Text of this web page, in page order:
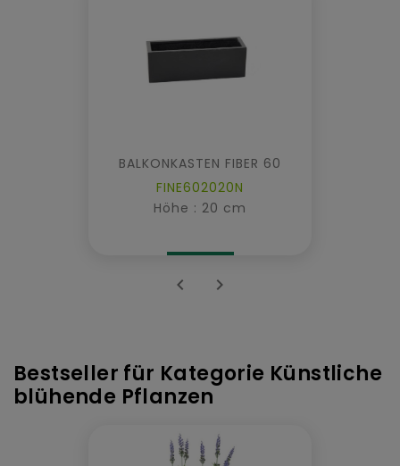
BALKONKASTEN FIBER 60
FINE602020N
Höhe : 20 cm
 
Bestseller für Kategorie Künstliche
blühende Pflanzen